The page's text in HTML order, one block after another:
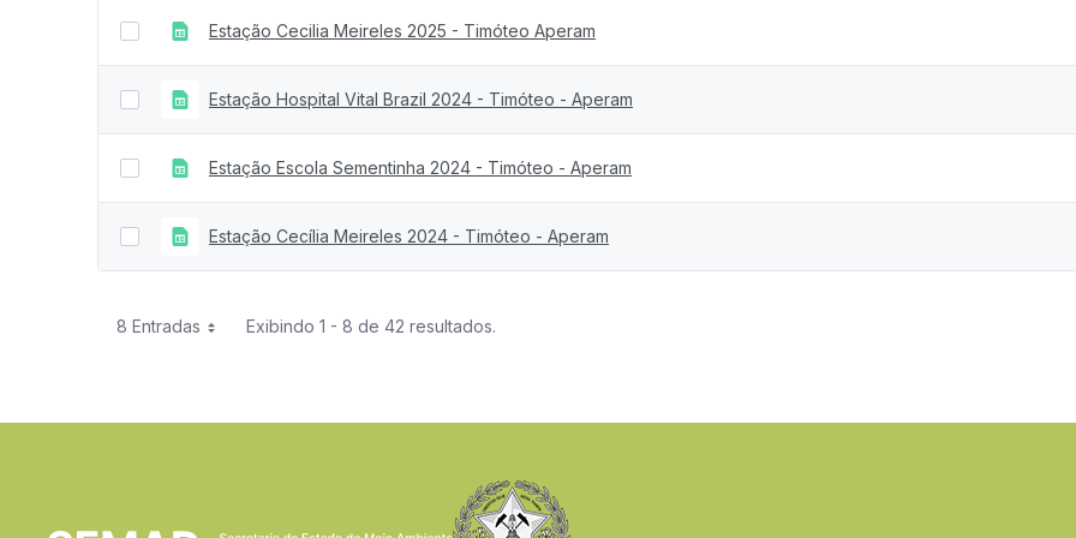
Estação Cecilia Meireles 2025 - Timóteo Aperam
Estação Hospital Vital Brazil 2024 - Timóteo - Aperam
Estação Escola Sementinha 2024 - Timóteo - Aperam
Estação Cecília Meireles 2024 - Timóteo - Aperam
8 Entradas Exibindo 1 - 8 de 42 resultados.